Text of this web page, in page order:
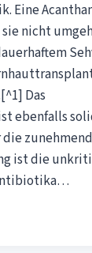
Eine
nicht
Das
ebenfalls
ist die